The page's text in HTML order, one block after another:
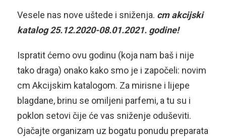
Vesele nas nove uštede i sniženja. cm akcijski
katalog 25.12.2020-08.01.2021. godine!
Ispratit ćemo ovu godinu (koja nam baš i nije
tako draga) onako kako smo je i započeli: novim
cm Akcijskim katalogom. Za mirisne i lijepe
blagdane, brinu se omiljeni parfemi, a tu su i
poklon setovi čije će vas sniženje oduševiti.
Ojačajte organizam uz bogatu ponudu preparata